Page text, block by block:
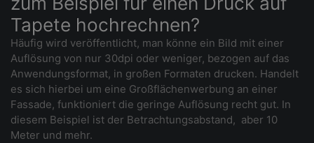
Tapete hochrechnen?
Häufig wird veröffentlicht, man könne ein Bild mit einer
Auflösung von nur 30dpi oder weniger, bezogen auf das
Anwendungsformat, in großen Formaten drucken. Handelt
es sich hierbei um eine Großflächenwerbung an einer
Fassade, funktioniert die geringe Auflösung recht gut. In
diesem Beispiel ist der Betrachtungsabstand, aber 10
Meter und mehr.